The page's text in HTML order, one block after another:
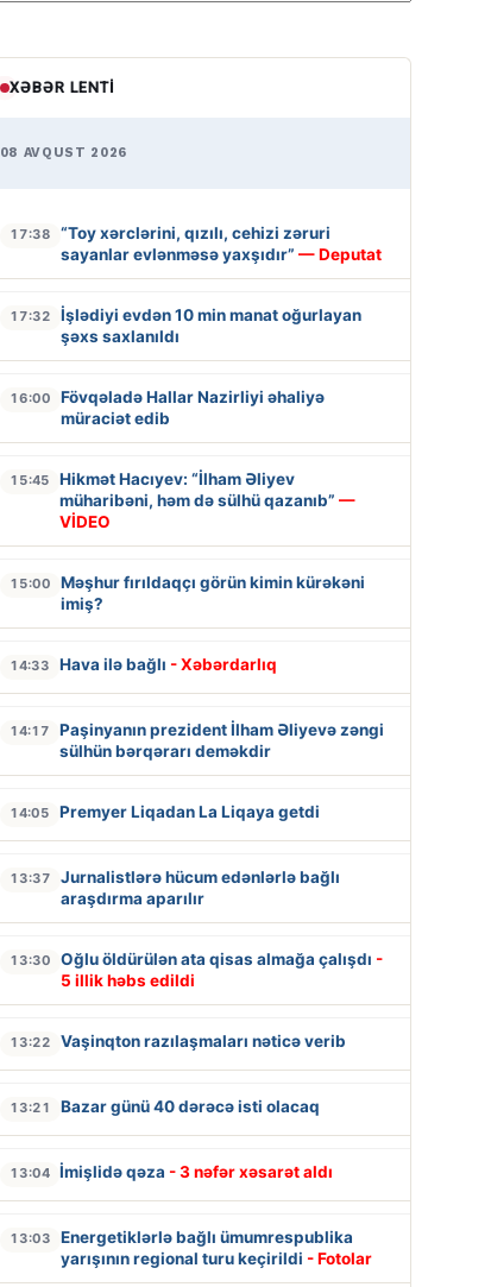
XƏBƏR LENTI
08 AVQUST 2026
17:38
“Toy xərclərini, qızılı, cehizi zəruri
sayanlar evlənməsə yaxşıdır” — Deputat
17:32
İşlədiyi evdən 10 min manat oğurlayan
şəxs saxlanıldı
16:00
Fövqəladə Hallar Nazirliyi əhaliyə
müraciət edib
15:45
Hikmət Hacıyev: “İlham Əliyev
müharibəni, həm də sülhü qazanıb” —
VİDEO
15:00
Məşhur fırıldaqçı görün kimin kürəkəni
imiş?
14:33 Hava ilə bağlı - Xəbərdarlıq
14:17
Paşinyanın prezident İlham Əliyevə zəngi
sülhün bərqərarı deməkdir
14:05 Premyer Liqadan La Liqaya getdi
13:37
Jurnalistlərə hücum edənlərlə bağlı
araşdırma aparılır
13:30 Oğlu öldürülən ata qisas almağa çalışdı -
5 illik həbs edildi
13:22 Vaşinqton razılaşmaları nəticə verib
13:21 Bazar günü 40 dərəcə isti olacaq
13:04 İmişlidə qəza - 3 nəfər xəsarət aldı
13:03
Energetiklərlə bağlı ümumrespublika
yarışının regional turu keçirildi - Fotolar